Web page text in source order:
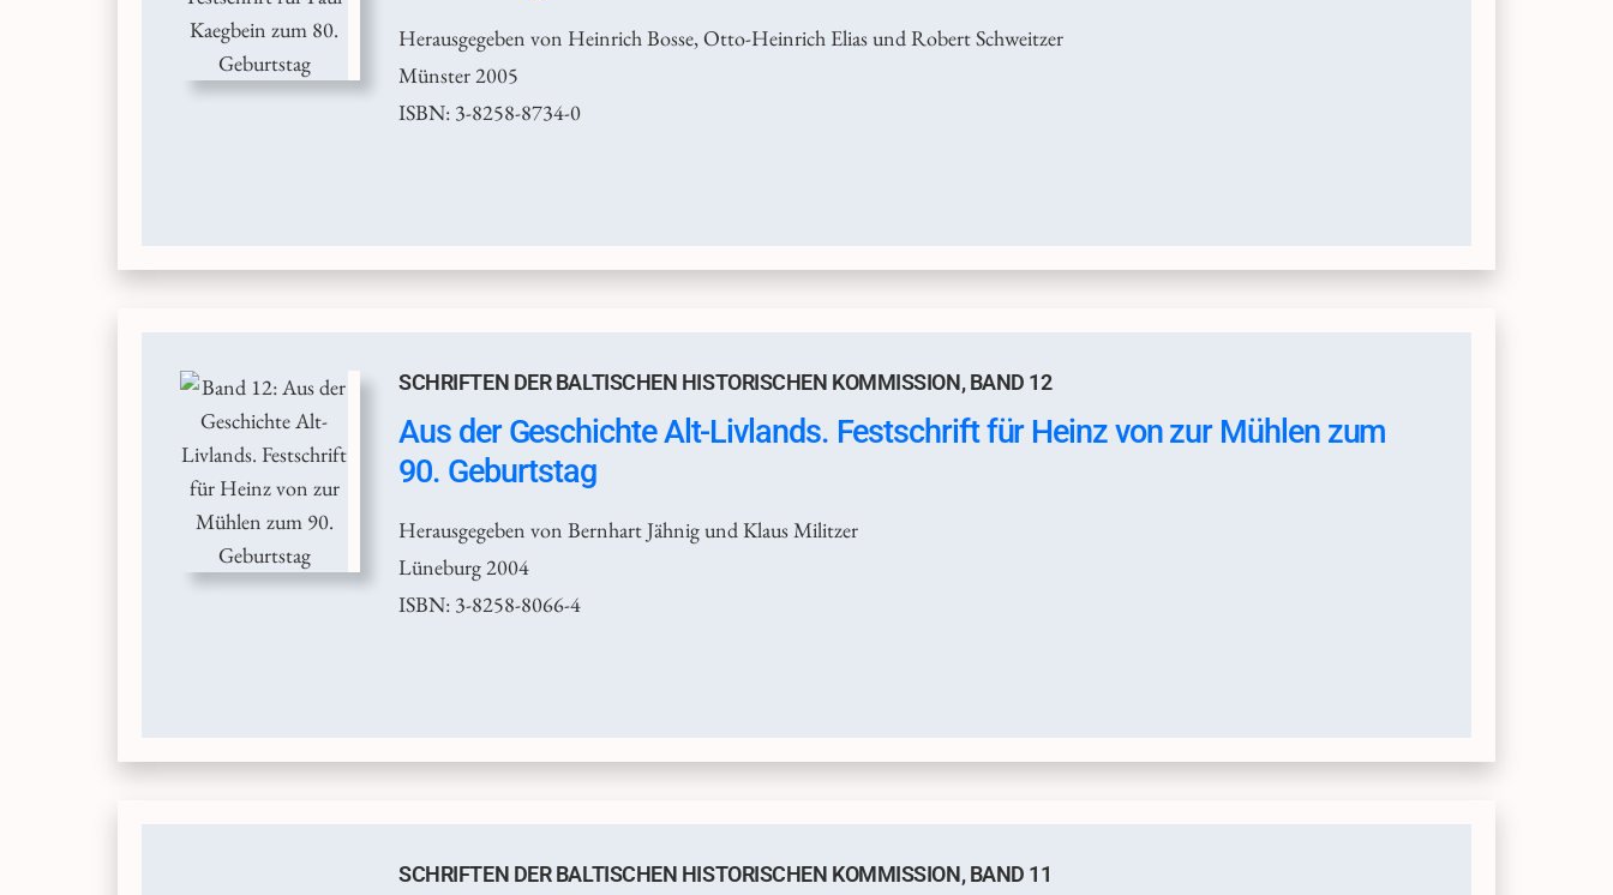
Herausgegeben von Heinrich Bosse, Otto-Heinrich Elias und Robert Schweitzer
Münster 2005
ISBN: 3-8258-8734-0
SCHRIFTEN DER BALTISCHEN HISTORISCHEN KOMMISSION, BAND 12
Aus der Geschichte Alt-Livlands. Festschrift für Heinz von zur Mühlen zum
90. Geburtstag
Herausgegeben von Bernhart Jähnig und Klaus Militzer
Lüneburg 2004
ISBN: 3-8258-8066-4
SCHRIFTEN DER BALTISCHEN HISTORISCHEN KOMMISSION, BAND 11